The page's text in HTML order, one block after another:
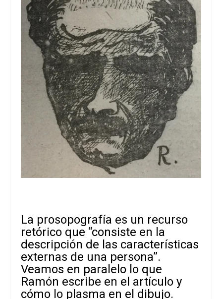
La prosopografía es un recurso
retórico que “consiste en la
descripción de las características
externas de una persona”.
Veamos en paralelo lo que
Ramón escribe en el artículo y
cómo lo plasma en el dibujo.